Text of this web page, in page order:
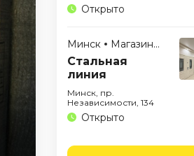
Открыто
Минск Магазины
Стальная
линия
Минск, пр.
Независимости, 134
Открыто